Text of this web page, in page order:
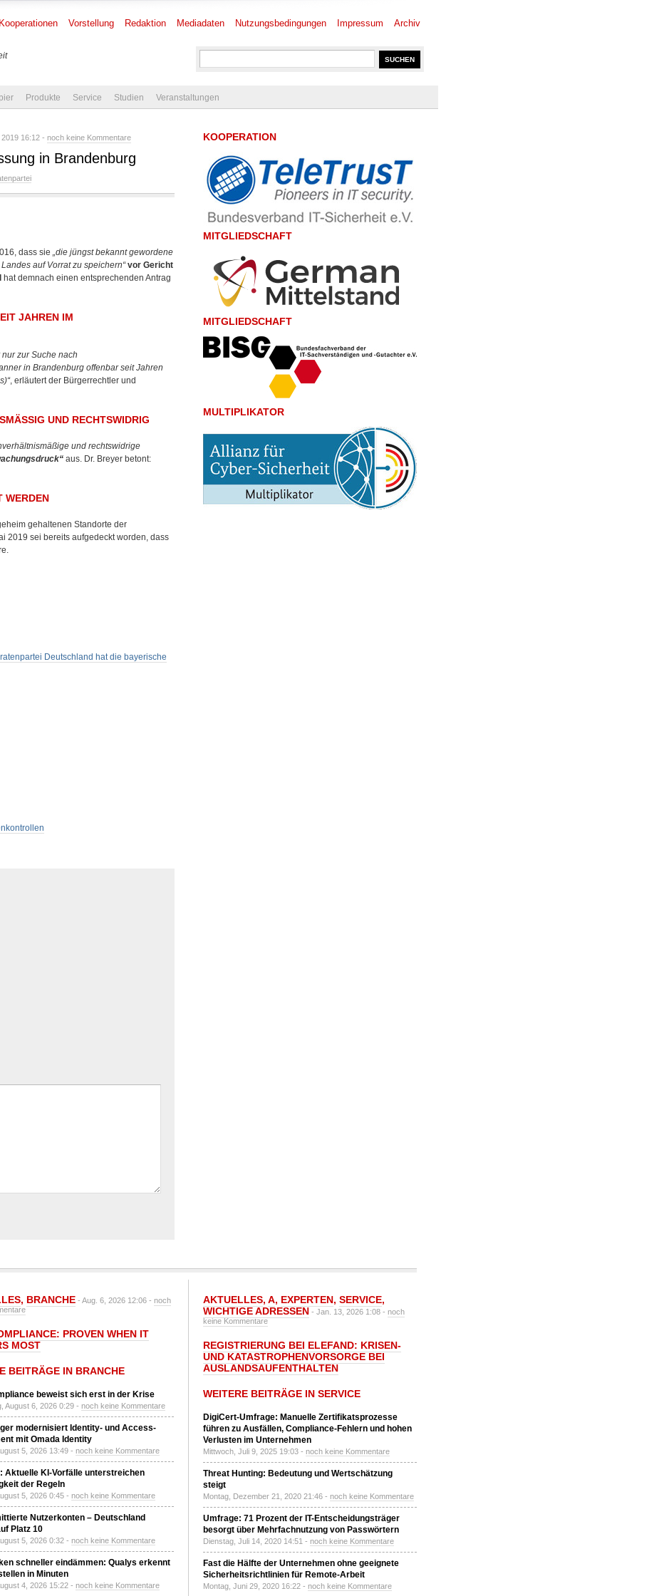
Kooperationen Vorstellung Redaktion Mediadaten Nutzungsbedingungen Impressum Archiv
Produkte Service Studien Veranstaltungen
16:12 - noch keine Kommentare
in Brandenburg
dass sie „die jüngst bekannt gewordene
auf Vorrat zu speichern“ vor Gericht
hat demnach einen entsprechenden Antrag
JAHREN IM
zur Suche nach
in Brandenburg offenbar seit Jahren
, erläutert der Bürgerrechtler und
UND RECHTSWIDRIG
und rechtswidrige
aus. Dr. Breyer betont:
WERDEN
gehaltenen Standorte der
2019 sei bereits aufgedeckt worden, dass
Deutschland hat die bayerische
KOOPERATION
MITGLIEDSCHAFT
MITGLIEDSCHAFT
MULTIPLIKATOR
, BRANCHE - Aug. 6, 2026 12:06 - noch
PROVEN WHEN IT
MOST
BEITRÄGE IN BRANCHE
beweist sich erst in der Krise
August 6, 2026 0:29 - noch keine Kommentare
modernisiert Identity- und Access-
mit Omada Identity
5, 2026 13:49 - noch keine Kommentare
Aktuelle KI-Vorfälle unterstreichen
der Regeln
5, 2026 0:45 - noch keine Kommentare
Nutzerkonten – Deutschland
Platz 10
5, 2026 0:32 - noch keine Kommentare
schneller eindämmen: Qualys erkennt
in Minuten
4, 2026 15:22 - noch keine Kommentare
AKTUELLES, A, EXPERTEN, SERVICE,
WICHTIGE ADRESSEN - Jan. 13, 2026 1:08 - noch
keine Kommentare
REGISTRIERUNG BEI ELEFAND: KRISEN-
UND KATASTROPHENVORSORGE BEI
AUSLANDSAUFENTHALTEN
WEITERE BEITRÄGE IN SERVICE
DigiCert-Umfrage: Manuelle Zertifikatsprozesse
führen zu Ausfällen, Compliance-Fehlern und hohen
Verlusten im Unternehmen
Mittwoch, Juli 9, 2025 19:03 - noch keine Kommentare
Threat Hunting: Bedeutung und Wertschätzung
steigt
Montag, Dezember 21, 2020 21:46 - noch keine Kommentare
Umfrage: 71 Prozent der IT-Entscheidungsträger
besorgt über Mehrfachnutzung von Passwörtern
Dienstag, Juli 14, 2020 14:51 - noch keine Kommentare
Fast die Hälfte der Unternehmen ohne geeignete
Sicherheitsrichtlinien für Remote-Arbeit
Montag, Juni 29, 2020 16:22 - noch keine Kommentare